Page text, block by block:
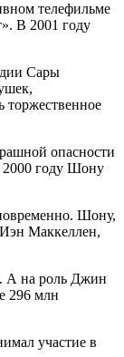
телефильме
В 2001 году
Сары
торжественное
опасности
2000 году Шону
Шону,
Маккеллен,
А на роль Джин
296 млн
участие в